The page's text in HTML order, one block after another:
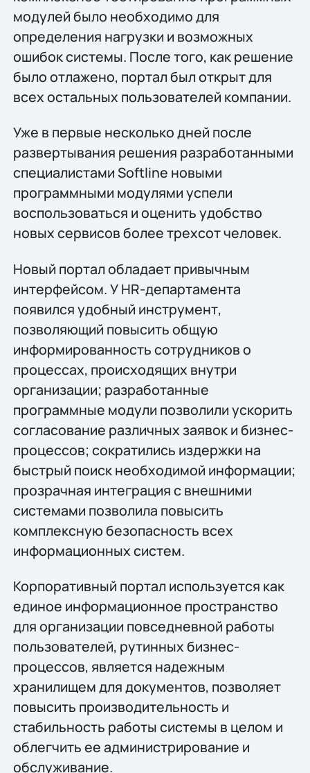
модулей было необходимо для
определения нагрузки и возможных
ошибок системы. После того, как решение
было отлажено, портал был открыт для
всех остальных пользователей компании.
Уже в первые несколько дней после
развертывания решения разработанными
специалистами Softline новыми
программными модулями успели
воспользоваться и оценить удобство
новых сервисов более трехсот человек.
Новый портал обладает привычным
интерфейсом. У HR-департамента
появился удобный инструмент,
позволяющий повысить общую
информированность сотрудников о
процессах, происходящих внутри
организации; разработанные
программные модули позволили ускорить
согласование различных заявок и бизнес-
процессов; сократились издержки на
быстрый поиск необходимой информации;
прозрачная интеграция с внешними
системами позволила повысить
комплексную безопасность всех
информационных систем.
Корпоративный портал используется как
единое информационное пространство
для организации повседневной работы
пользователей, рутинных бизнес-
процессов, является надежным
хранилищем для документов, позволяет
повысить производительность и
стабильность работы системы в целом и
облегчить ее администрирование и
обслуживание.